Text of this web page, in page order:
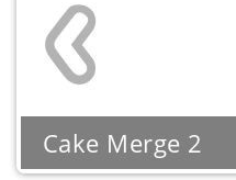
Cake Merge 2